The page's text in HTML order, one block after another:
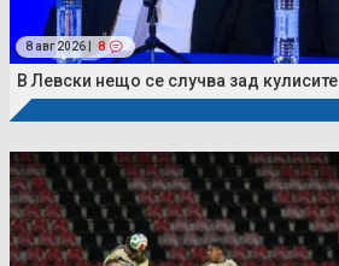
8 авг 2026 | 8
В Левски нещо се случва зад кулисите